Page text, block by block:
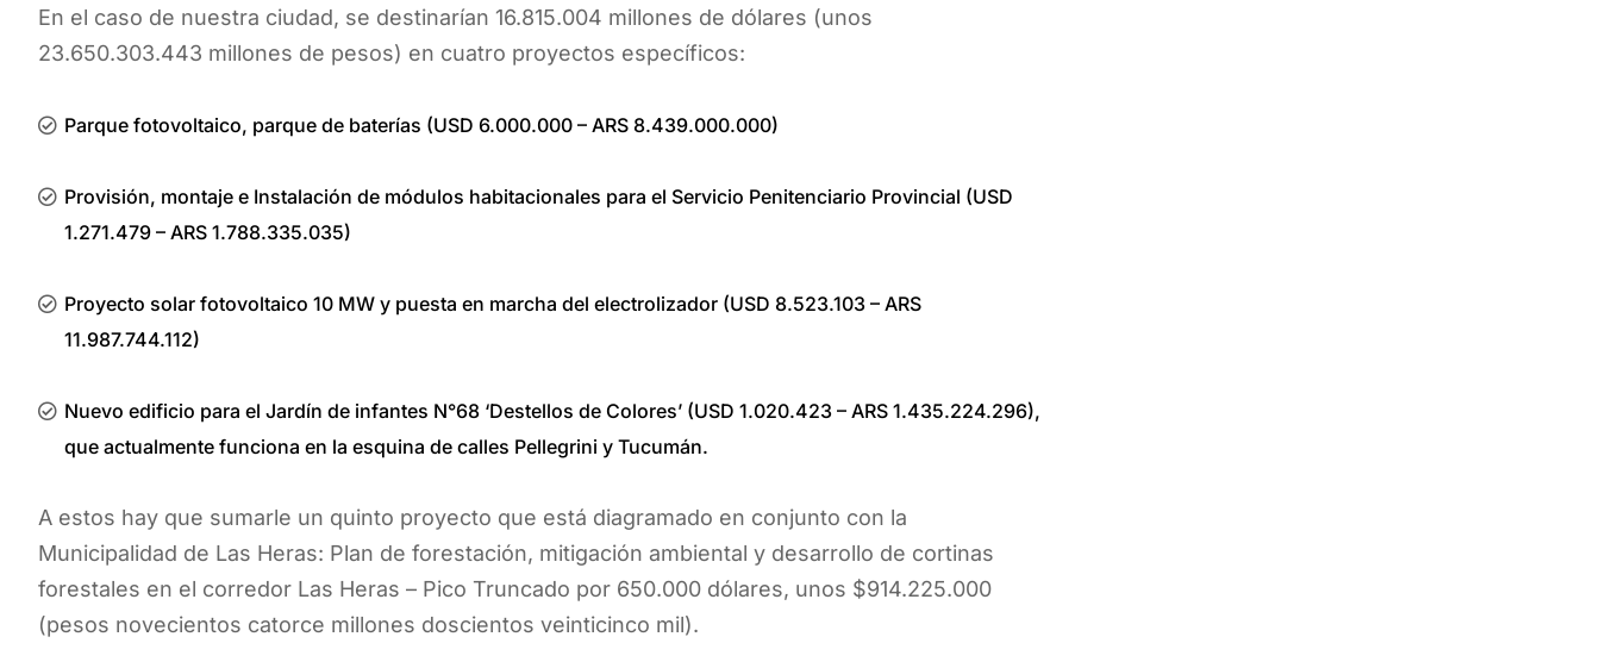
En el caso de nuestra ciudad, se destinarían 16.815.004 millones de dólares (unos
23.650.303.443 millones de pesos) en cuatro proyectos específicos:
Parque fotovoltaico, parque de baterías (USD 6.000.000 – ARS 8.439.000.000)
Provisión, montaje e Instalación de módulos habitacionales para el Servicio Penitenciario Provincial (USD
1.271.479 – ARS 1.788.335.035)
Proyecto solar fotovoltaico 10 MW y puesta en marcha del electrolizador (USD 8.523.103 – ARS
11.987.744.112)
Nuevo edificio para el Jardín de infantes N°68 ‘Destellos de Colores’ (USD 1.020.423 – ARS 1.435.224.296),
que actualmente funciona en la esquina de calles Pellegrini y Tucumán.
A estos hay que sumarle un quinto proyecto que está diagramado en conjunto con la
Municipalidad de Las Heras: Plan de forestación, mitigación ambiental y desarrollo de cortinas
forestales en el corredor Las Heras – Pico Truncado por 650.000 dólares, unos $914.225.000
(pesos novecientos catorce millones doscientos veinticinco mil).